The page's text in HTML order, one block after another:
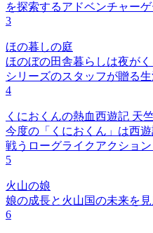
を探索するアドベンチャーゲ
3
ほの暮しの庭
ほのぼの田舎暮らしは夜が
シリーズのスタッフが贈る生
4
くにおくんの熱血西遊記 天
今度の「くにおくん」は西
戦うローグライクアクション
5
火山の娘
娘の成長と火山国の未来を
6